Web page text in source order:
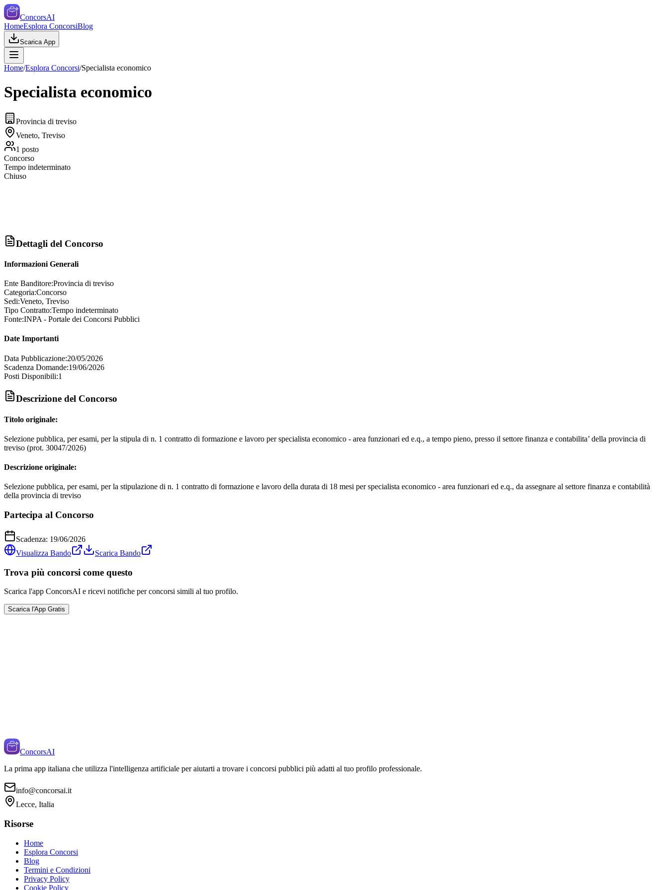
ConcorsAI
HomeEsplora ConcorsiBlog
Scarica App
Home/Esplora Concorsi/Specialista economico
Specialista economico
Provincia di treviso
Veneto, Treviso
1 posto
Concorso
Tempo indeterminato
Chiuso
Dettagli del Concorso
Informazioni Generali
Ente Banditore:Provincia di treviso
Categoria:Concorso
Sedi:Veneto, Treviso
Tipo Contratto:Tempo indeterminato
Fonte:INPA - Portale dei Concorsi Pubblici
Date Importanti
Data Pubblicazione:20/05/2026
Scadenza Domande:19/06/2026
Posti Disponibili:1
Descrizione del Concorso
Titolo originale:
Selezione pubblica, per esami, per la stipula di n. 1 contratto di formazione e lavoro per specialista economico - area funzionari ed e.q., a tempo pieno, presso il settore finanza e contabilita’ della provincia di
treviso (prot. 30047/2026)
Descrizione originale:
Selezione pubblica, per esami, per la stipulazione di n. 1 contratto di formazione e lavoro della durata di 18 mesi per specialista economico - area funzionari ed e.q., da assegnare al settore finanza e contabilità
della provincia di treviso
Partecipa al Concorso
Scadenza: 19/06/2026
Visualizza Bando
Scarica Bando
Trova più concorsi come questo
Scarica l'app ConcorsAI e ricevi notifiche per concorsi simili al tuo profilo.
Scarica l'App Gratis
ConcorsAI
La prima app italiana che utilizza l'intelligenza artificiale per aiutarti a trovare i concorsi pubblici più adatti al tuo profilo professionale.
info@concorsai.it
Lecce, Italia
Risorse
Home
Esplora Concorsi
Blog
Termini e Condizioni
Privacy Policy
Cookie Policy